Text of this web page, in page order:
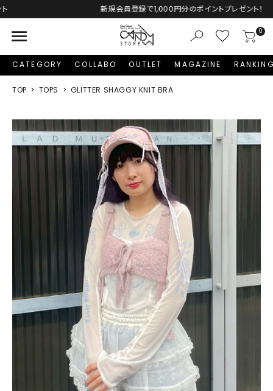
新規会員登録で1,000円分のポイントプレゼント！
menu 0
CATEGORY COLLABO OUTLET MAGAZINE
TOP TOPS GLITTER SHAGGY KNIT BRA